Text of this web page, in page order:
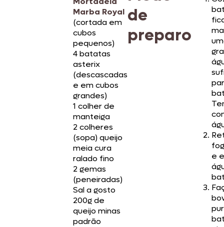
Marba Royal
(cortada em
cubos
pequenos)
4 batatas
asterix
(descascadas
e em cubos
grandes)
1 colher de
manteiga
2 colheres
(sopa) queijo
meia cura
ralado fino
2 gemas
(peneiradas)
Sal a gosto
200g de
queijo minas
padrão
de
preparo
e